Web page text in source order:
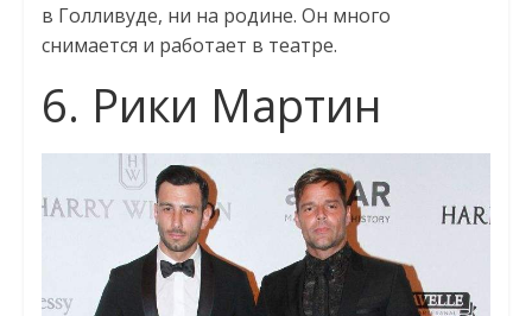
в Голливуде, ни на родине. Он много
снимается и работает в театре.
6. Рики Мартин